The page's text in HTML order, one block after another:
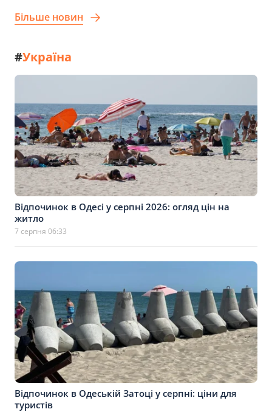
Більше новин
#Україна
Відпочинок в Одесі у серпні 2026: огляд цін на
житло
7 серпня 06:33
Відпочинок в Одеській Затоці у серпні: ціни для
туристів